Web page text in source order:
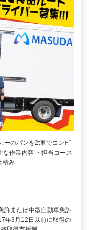
ーのパンを2t車でコンビ
な作業内容 ・担当コース
積み…
または中型自動車免許
年3月12日以前に取得の